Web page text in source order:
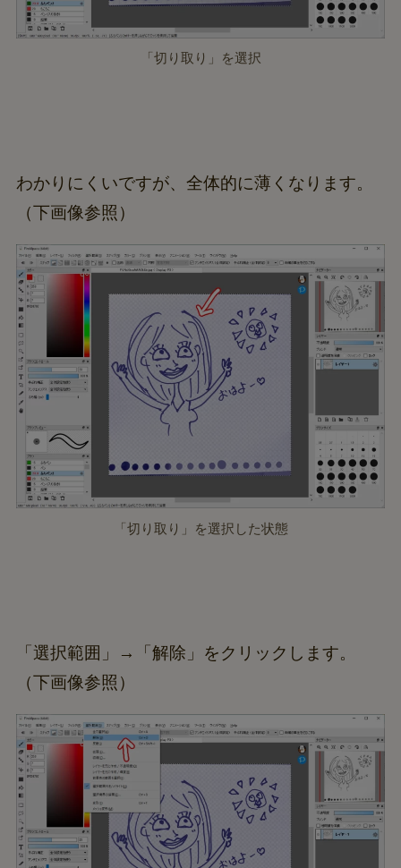
「切り取り」を選択
わかりにくいですが、全体的に薄くなります。
（下画像参照）
「切り取り」を選択した状態
「選択範囲」→「解除」をクリックします。
（下画像参照）